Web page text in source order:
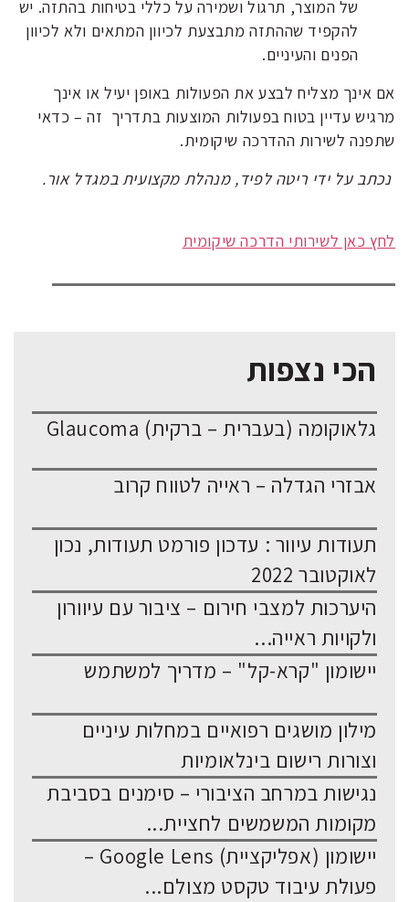
של המוצר, תרגול ושמירה על כללי בטיחות בהתזה. יש
להקפיד שההתזה מתבצעת לכיוון המתאים ולא לכיוון
הפנים והעיניים.
אם אינך מצליח לבצע את הפעולות באופן יעיל או אינך
מרגיש עדיין בטוח בפעולות המוצעות בתדריך זה – כדאי
שתפנה לשירות ההדרכה שיקומית.
נכתב על ידי ריטה לפיד, מנהלת מקצועית במגדל אור.
לחץ כאן לשירותי הדרכה שיקומית
הכי נצפות
גלאוקומה (בעברית – ברקית) Glaucoma
אבזרי הגדלה – ראייה לטווח קרוב
תעודות עיוור : עדכון פורמט תעודות, נכון
לאוקטובר 2022
היערכות למצבי חירום – ציבור עם עיוורון
ולקויות ראייה...
יישומון "קרא-קל" – מדריך למשתמש
מילון מושגים רפואיים במחלות עיניים
וצורות רישום בינלאומיות
נגישות במרחב הציבורי – סימנים בסביבת
מקומות המשמשים לחציית...
יישומון (אפליקציית) Google Lens –
פעולת עיבוד טקסט מצולם...